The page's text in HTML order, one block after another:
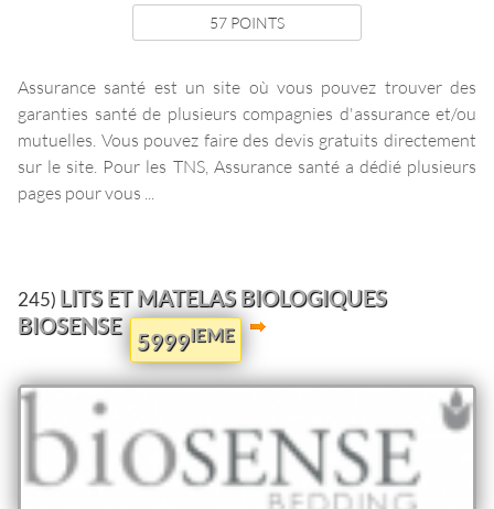
57 POINTS
Assurance santé est un site où vous pouvez trouver des
garanties santé de plusieurs compagnies d'assurance et/ou
mutuelles. Vous pouvez faire des devis gratuits directement
sur le site. Pour les TNS, Assurance santé a dédié plusieurs
pages pour vous ...
245) LITS ET MATELAS BIOLOGIQUES
BIOSENSE
5999IEME